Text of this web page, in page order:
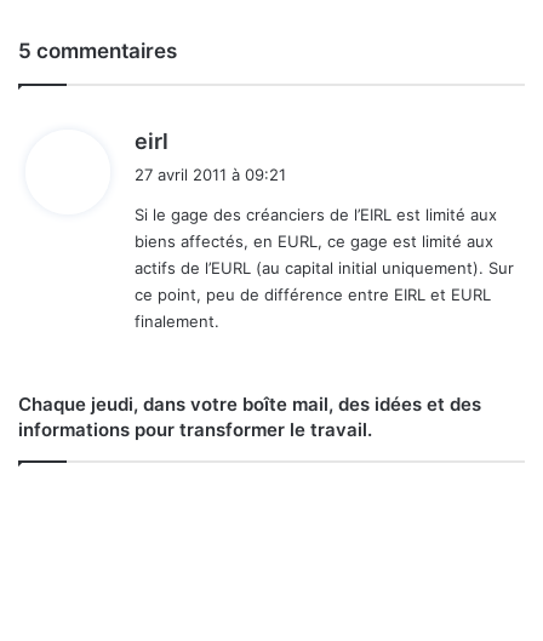
5 commentaires
eirl
:
27 avril 2011 à 09:21
Si le gage des créanciers de l’EIRL est limité aux
biens affectés, en EURL, ce gage est limité aux
actifs de l’EURL (au capital initial uniquement). Sur
ce point, peu de différence entre EIRL et EURL
finalement.
Chaque jeudi, dans votre boîte mail, des idées et des
informations pour transformer le travail.